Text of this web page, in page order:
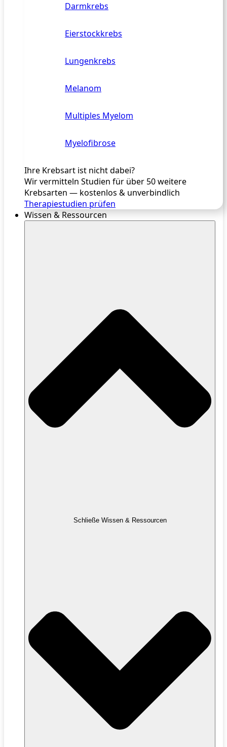
Darmkrebs
Eierstockkrebs
Lungenkrebs
Melanom
Multiples Myelom
Myelofibrose
Ihre Krebsart ist nicht dabei?
Wir vermitteln Studien für über 50 weitere
Krebsarten — kostenlos & unverbindlich
Therapiestudien prüfen
Wissen & Ressourcen
Schließe Wissen & Ressourcen